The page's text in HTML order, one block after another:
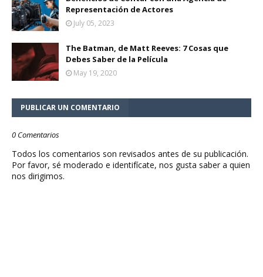
Representación de Actores
July 05, 2023
The Batman, de Matt Reeves: 7 Cosas que
Debes Saber de la Película
May 19, 2020
PUBLICAR UN COMENTARIO
0 Comentarios
Todos los comentarios son revisados antes de su publicación.
Por favor, sé moderado e identifícate, nos gusta saber a quien
nos dirigimos.